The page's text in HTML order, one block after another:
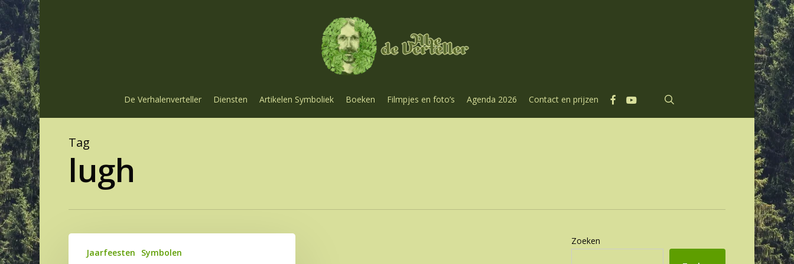
Skip
to
main
content
De Verhalenverteller Diensten Artikelen Symboliek Boeken Filmpjes en foto’s Agenda 2026 Contact en prijzen facebookyoutube
Tag
lugh
mensenoffer
Jaarfeesten Symbolen
Zoeken